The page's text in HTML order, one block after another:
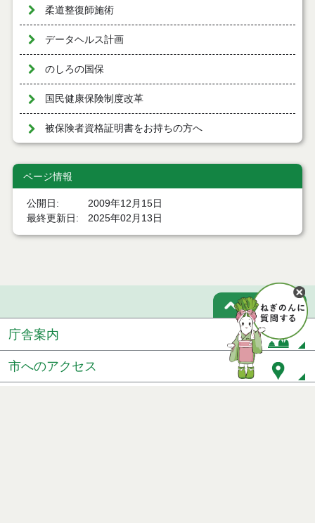
柔道整復師施術
データヘルス計画
のしろの国保
国民健康保険制度改革
被保険者資格証明書をお持ちの方へ
ページ情報
公開日
2009年12月15日
最終更新日
2025年02月13日
ページトップ
庁舎案内
市へのアクセス